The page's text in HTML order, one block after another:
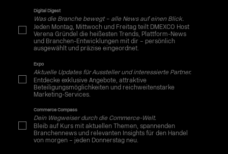
Digital Digest
Was die Branche bewegt – alle News auf einen Blick.
Jeden Montag, Mittwoch und Freitag teilt DMEXCO Host
Verena Gründel die heißesten Trends, Plattform-News
und Branchen-Entwicklungen mit dir – persönlich
ausgewählt und präzise eingeordnet.
Expo
Aktuelle Updates für Aussteller und interessierte Partner.
Entdecke exklusive Angebote, attraktive
Beteiligungsmöglichkeiten und reichweitenstarke
Marketing-Services.
Commerce Compass
Dein Wegweiser durch die Commerce-Welt.
Bleib auf Kurs mit aktuellen Themen, spannenden
Branchennews und relevanten Insights für den Handel
von morgen – jeden Donnerstag neu.